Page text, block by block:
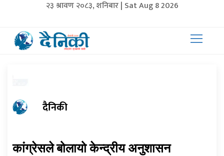
२३ श्रावण २०८३, शनिबार | Sat Aug 8 2026
दैनिकी
कांग्रेसले बोलायो केन्द्रीय अनुशासन